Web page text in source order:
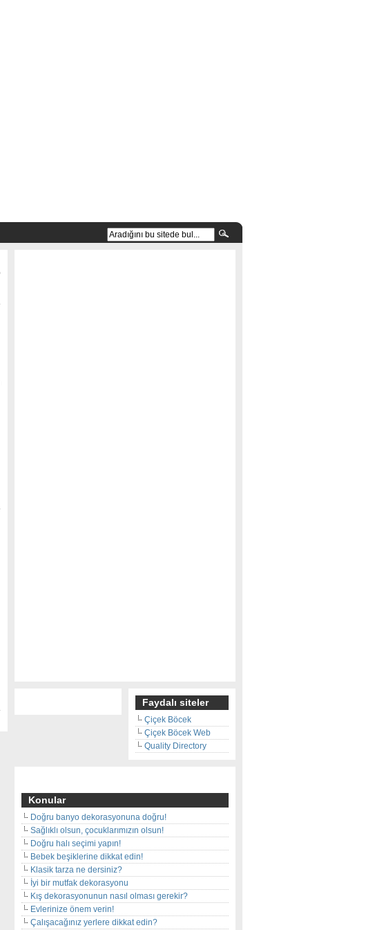
Faydalı siteler
Çiçek Böcek
Çiçek Böcek Web
Quality Directory
Konular
Doğru banyo dekorasyonuna doğru!
Sağlıklı olsun, çocuklarımızın olsun!
Doğru halı seçimi yapın!
Bebek beşiklerine dikkat edin!
Klasik tarza ne dersiniz?
İyi bir mutfak dekorasyonu
Kış dekorasyonunun nasıl olması gerekir?
Evlerinize önem verin!
Çalışacağınız yerlere dikkat edin?